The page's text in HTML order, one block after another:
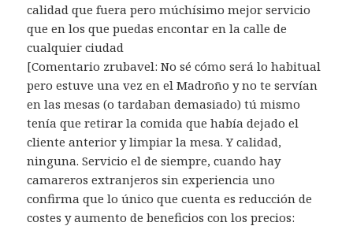
calidad que fuera pero múchísimo mejor servicio
que en los que puedas encontar en la calle de
cualquier ciudad
[Comentario zrubavel: No sé cómo será lo habitual
pero estuve una vez en el Madroño y no te servían
en las mesas (o tardaban demasiado) tú mismo
tenía que retirar la comida que había dejado el
cliente anterior y limpiar la mesa. Y calidad,
ninguna. Servicio el de siempre, cuando hay
camareros extranjeros sin experiencia uno
confirma que lo único que cuenta es reducción de
costes y aumento de beneficios con los precios: